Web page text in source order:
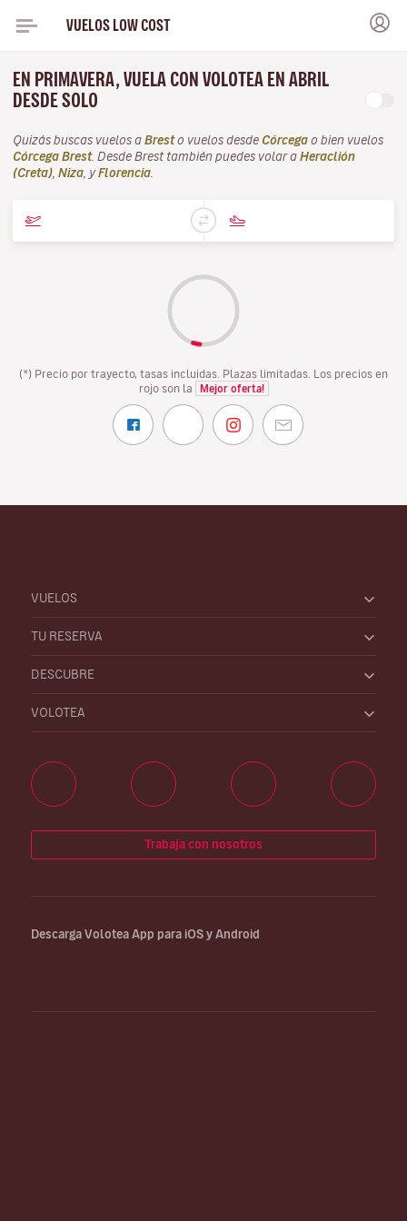
VUELOS LOW COST
EN PRIMAVERA, VUELA CON VOLOTEA EN ABRIL
DESDE SOLO
Quizás buscas vuelos a Bresto vuelos desde Córcega o bien vuelos
Córcega Brest. Desde Brest también puedes volar a Heraclión
(Creta) Niza , y Florencia
(*) Precio por trayecto, tasas incluidas. Plazas limitadas. Los precios en
rojo son la
Mejor oferta!
VUELOS
TU RESERVA
DESCUBRE
VOLOTEA
Trabaja con nosotros
Descarga Volotea App para iOS y Android